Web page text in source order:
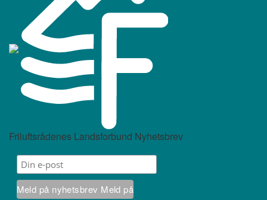
Friluftsrådenes Landsforbund Nyhetsbrev
Meld på nyhetsbrev Meld på